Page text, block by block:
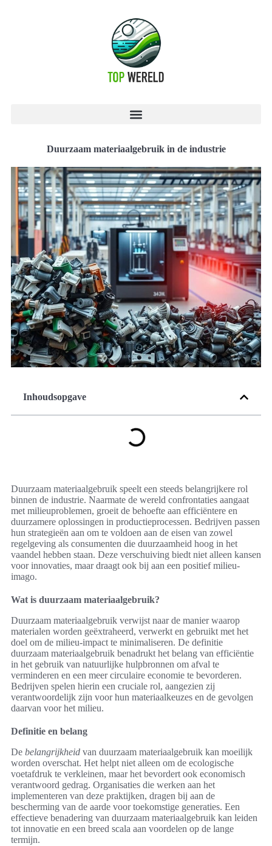
Duurzaam materiaalgebruik in de industrie
Inhoudsopgave
Duurzaam materiaalgebruik speelt een steeds belangrijkere rol
binnen de industrie. Naarmate de wereld confrontaties aangaat
met milieuproblemen, groeit de behoefte aan efficiëntere en
duurzamere oplossingen in productieprocessen. Bedrijven passen
hun strategieën aan om te voldoen aan de eisen van zowel
regelgeving als consumenten die duurzaamheid hoog in het
vaandel hebben staan. Deze verschuiving biedt niet alleen kansen
voor innovaties, maar draagt ook bij aan een positief milieu-
imago.
Wat is duurzaam materiaalgebruik?
Duurzaam materiaalgebruik verwijst naar de manier waarop
materialen worden geëxtraheerd, verwerkt en gebruikt met het
doel om de milieu-impact te minimaliseren. De definitie
duurzaam materiaalgebruik benadrukt het belang van efficiëntie
in het gebruik van natuurlijke hulpbronnen om afval te
verminderen en een meer circulaire economie te bevorderen.
Bedrijven spelen hierin een cruciale rol, aangezien zij
verantwoordelijk zijn voor hun materiaalkeuzes en de gevolgen
daarvan voor het milieu.
Definitie en belang
De belangrijkheid van duurzaam materiaalgebruik kan moeilijk
worden overschat. Het helpt niet alleen om de ecologische
voetafdruk te verkleinen, maar het bevordert ook economisch
verantwoord gedrag. Organisaties die werken aan het
implementeren van deze praktijken, dragen bij aan de
bescherming van de aarde voor toekomstige generaties. Een
effectieve benadering van duurzaam materiaalgebruik kan leiden
tot innovatie en een breed scala aan voordelen op de lange
termijn.